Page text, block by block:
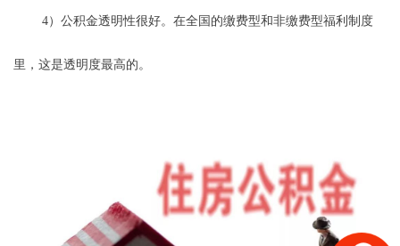
4）公积金透明性很好。在全国的缴费型和非缴费型福利制度
里，这是透明度最高的。